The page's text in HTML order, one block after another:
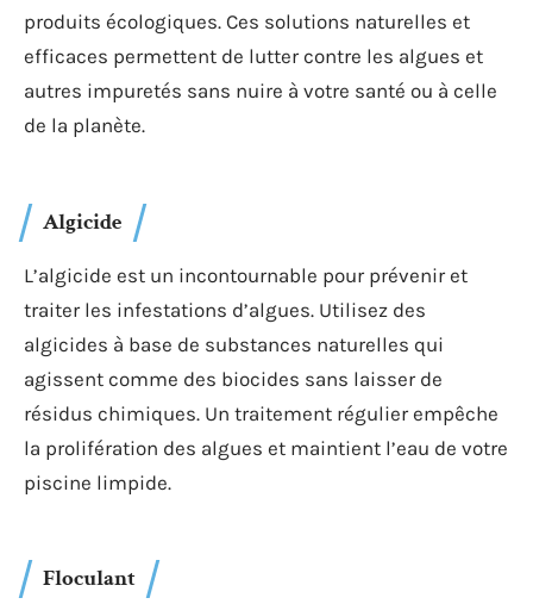
produits écologiques. Ces solutions naturelles et
efficaces permettent de lutter contre les algues et
autres impuretés sans nuire à votre santé ou à celle
de la planète.
Algicide
L’algicide est un incontournable pour prévenir et
traiter les infestations d’algues. Utilisez des
algicides à base de substances naturelles qui
agissent comme des biocides sans laisser de
résidus chimiques. Un traitement régulier empêche
la prolifération des algues et maintient l’eau de votre
piscine limpide.
Floculant